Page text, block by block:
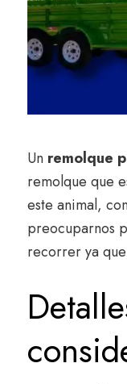
Un remolque
remolque que
este animal,
preocuparnos
recorrer ya